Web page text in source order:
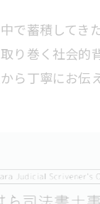
で蓄積してき
り巻く社会的
ら丁寧にお伝